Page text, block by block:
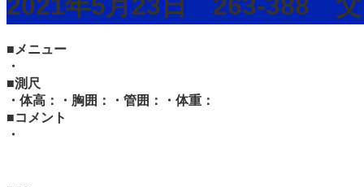
■メニュー
・
■測尺
・体高：・胸囲：・管囲：・体重：
■コメント
・